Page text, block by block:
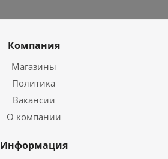
Компания
Магазины
Политика
Вакансии
О компании
Информация